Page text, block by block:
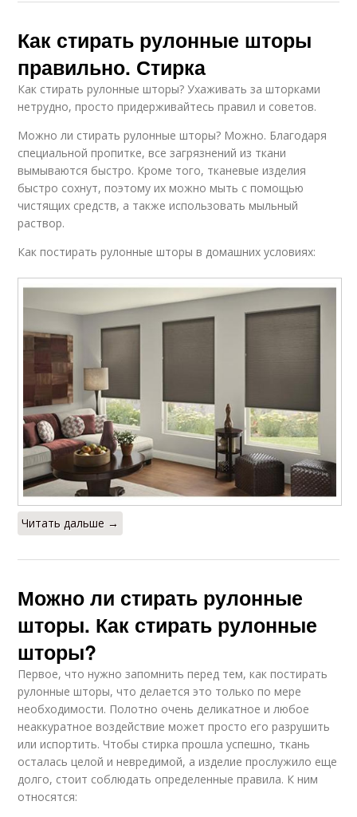
Как стирать рулонные шторы
правильно. Стирка
Как стирать рулонные шторы? Ухаживать за шторками
нетрудно, просто придерживайтесь правил и советов.
Можно ли стирать рулонные шторы? Можно. Благодаря
специальной пропитке, все загрязнений из ткани
вымываются быстро. Кроме того, тканевые изделия
быстро сохнут, поэтому их можно мыть с помощью
чистящих средств, а также использовать мыльный
раствор.
Как постирать рулонные шторы в домашних условиях:
Читать дальше →
Можно ли стирать рулонные
шторы. Как стирать рулонные
шторы?
Первое, что нужно запомнить перед тем, как постирать
рулонные шторы, что делается это только по мере
необходимости. Полотно очень деликатное и любое
неаккуратное воздействие может просто его разрушить
или испортить. Чтобы стирка прошла успешно, ткань
осталась целой и невредимой, а изделие прослужило еще
долго, стоит соблюдать определенные правила. К ним
относятся: